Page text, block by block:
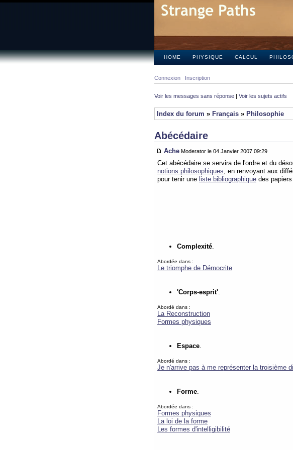
HOME PHYSIQUE CALCUL
Connexion Inscription
Voir les messages sans réponse | Voir les sujets actifs
Index du forum » Français » Philosophie
Abécédaire
Ache Moderator le 04 Janvier 2007 09:29
Cet abécédaire se servira de l'ordre et du
notions philosophiques, en renvoyant aux
pour tenir une liste bibliographique des
Complexité.
Abordée dans :
Le triomphe de Démocrite
'Corps-esprit'.
Abordé dans :
La Reconstruction
Formes physiques
Espace.
Abordé dans :
Je n'arrive pas à me représenter la troisième
Forme.
Abordée dans :
Formes physiques
La loi de la forme
Les formes d'intelligibilité